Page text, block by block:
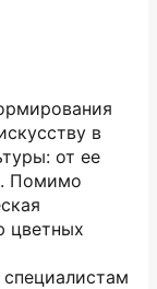
в
от ее
Помимо
цветных
специалистам